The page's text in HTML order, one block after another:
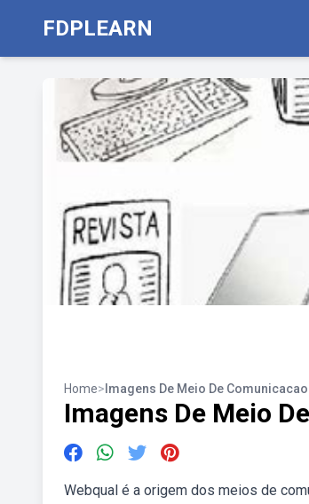
FDPLEARN
Home> Imagens De Meio De Comunicacao
Imagens De Meio
Webqual é a origem dos meios de